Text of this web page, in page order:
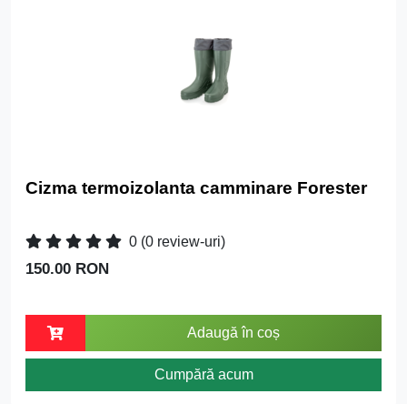
Cizma termoizolanta camminare Forester
0 (0 review-uri)
150.00 RON
Adaugă în coș
Cumpără acum